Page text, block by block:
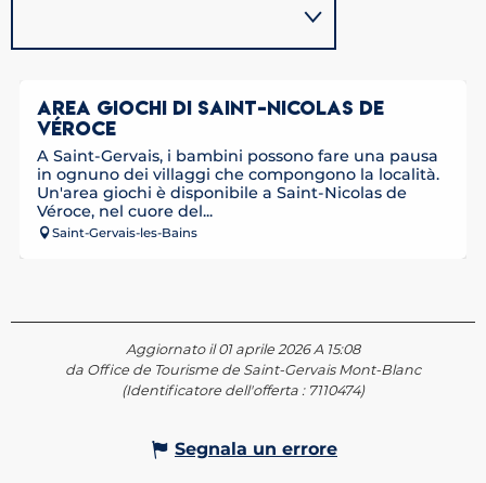
AREA GIOCHI DI SAINT-NICOLAS DE
VÉROCE
A Saint-Gervais, i bambini possono fare una pausa
in ognuno dei villaggi che compongono la località.
Un'area giochi è disponibile a Saint-Nicolas de
Véroce, nel cuore del...
Saint-Gervais-les-Bains
Aggiornato il 01 aprile 2026 A 15:08
da Office de Tourisme de Saint-Gervais Mont-Blanc
(Identificatore dell'offerta : 7110474)
Segnala un errore